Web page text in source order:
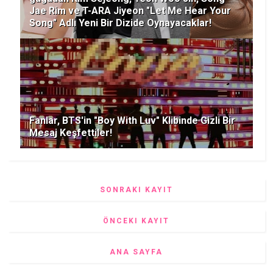
Jae Rim ve T-ARA Jiyeon "Let Me Hear Your
Song" Adlı Yeni Bir Dizide Oynayacaklar!
Fanlar, BTS'in "Boy With Luv" Klibinde Gizli Bir
Mesaj Keşfettiler!
SONRAKI KAYIT
ÖNCEKI KAYIT
ANA SAYFA